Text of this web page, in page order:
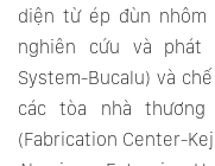
diện từ ép đùn nhôm
nghiên cứu và phát
System-Bucalu) và
các tòa nhà
(Fabrication Center-